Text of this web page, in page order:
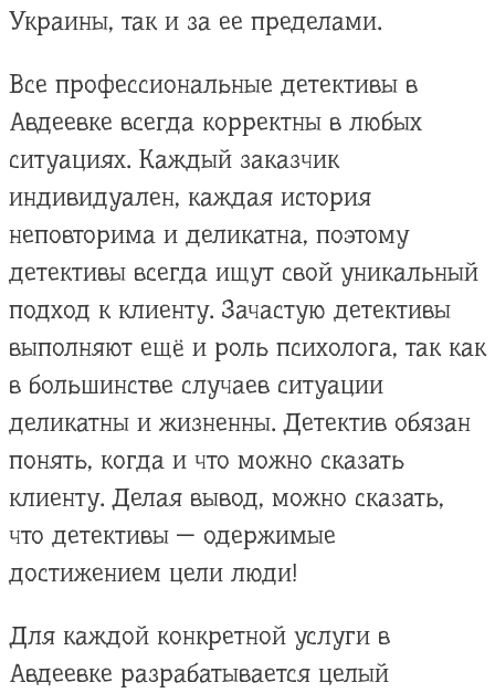
Украины, так и за ее пределами.
Все профессиональные детективы в
Авдеевке всегда корректны в любых
ситуациях. Каждый заказчик
индивидуален, каждая история
неповторима и деликатна, поэтому
детективы всегда ищут свой уникальный
подход к клиенту. Зачастую детективы
выполняют ещё и роль психолога, так как
в большинстве случаев ситуации
деликатны и жизненны. Детектив обязан
понять, когда и что можно сказать
клиенту. Делая вывод, можно сказать,
что детективы — одержимые
достижением цели люди!
Для каждой конкретной услуги в
Авдеевке разрабатывается целый